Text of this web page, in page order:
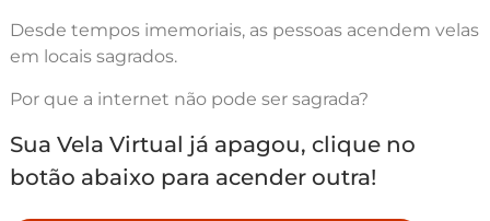
Desde tempos imemoriais, as pessoas acendem velas
em locais sagrados.
Por que a internet não pode ser sagrada?
Sua Vela Virtual já apagou, clique no
botão abaixo para acender outra!